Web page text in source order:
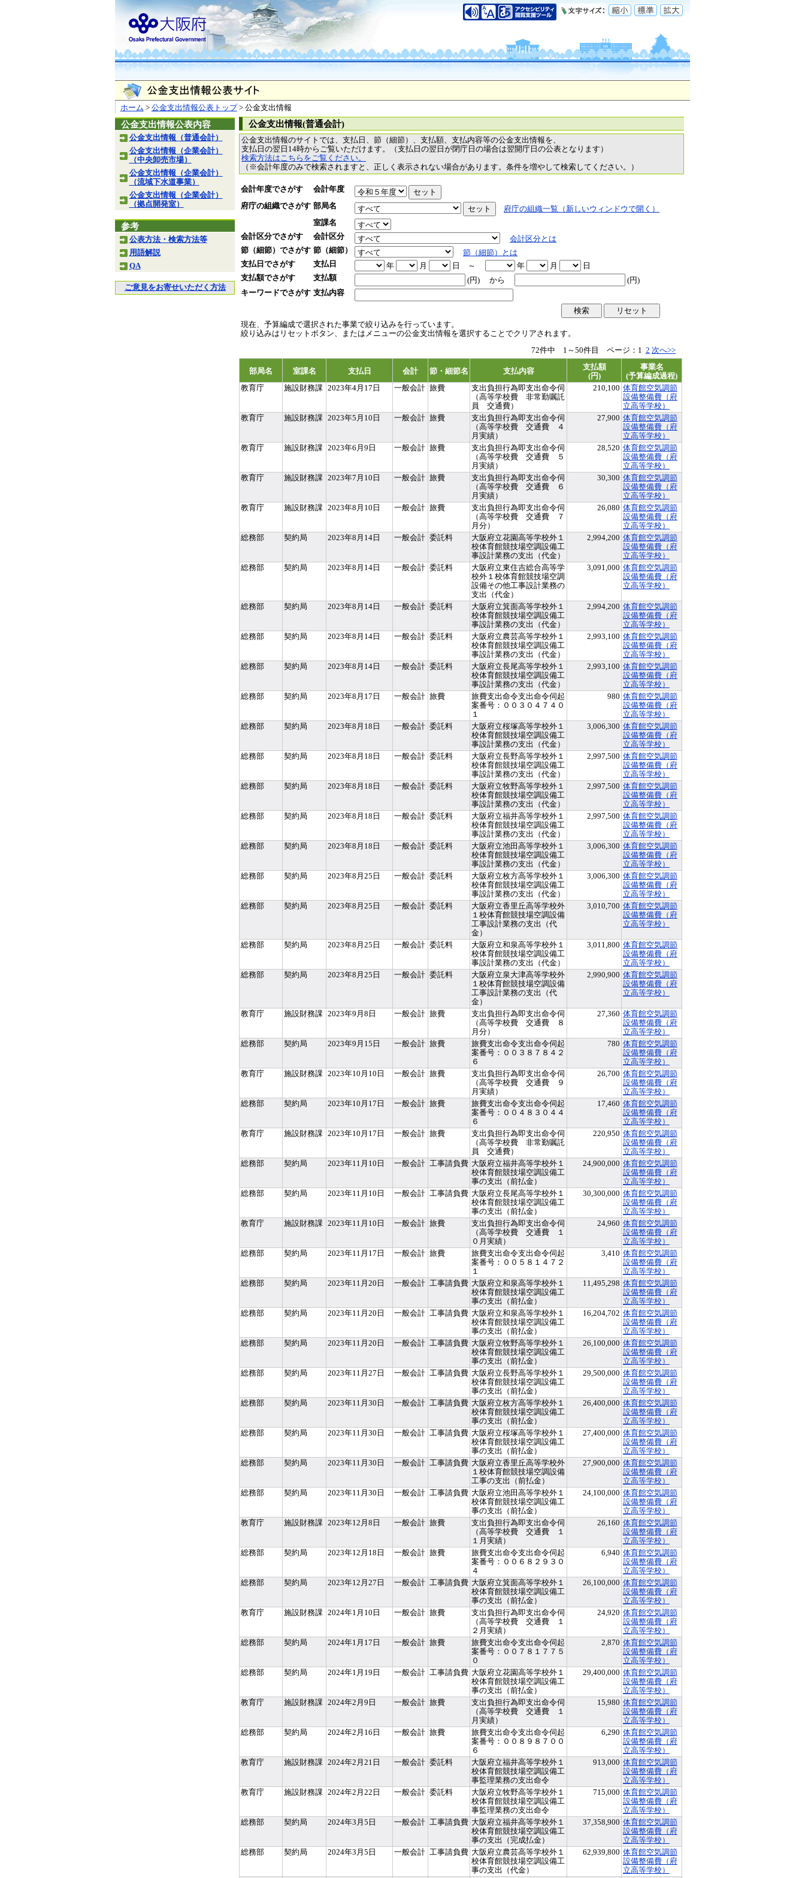
ホーム > 公金支出情報公表トップ> 公金支出情報
公金支出情報公表内容
公金支出情報（普通会計）
公金支出情報（企業会計）
（中央卸売市場）
公金支出情報（企業会計）
（流域下水道事業）
公金支出情報（企業会計）
（拠点開発室）
参考
公表方法・検索方法等
用語解説
QA
ご意見をお寄せいただく方法
公金支出情報(普通会計)
公金支出情報のサイトでは、支払日、節（細節）、支払額、支払内容等の公金支出情報を、
支払日の翌日14時からご覧いただけます。（支払日の翌日が閉庁日の場合は翌開庁日の公表となります）
検索方法はこちらをご覧ください。
（※会計年度のみで検索されますと、正しく表示されない場合があります。条件を増やして検索してください。）
会計年度でさがす
会計年度
府庁の組織でさがす 部局名
府庁の組織一覧（新しいウィンドウで開く）
室課名
会計区分でさがす
会計区分
会計区分とは
節（細節）でさがす 節（細節）
節（細節）とは
支払日でさがす
支払日 年 月 日 ～ 年 月
日
支払額でさがす
支払額 (円) から
(円)
キーワードでさがす 支払内容
現在、予算編成で選択された事業で絞り込みを行っています。
絞り込みはリセットボタン、またはメニューの公金支出情報を選択することでクリアされます。
72件中 1～50件目 ページ： 1 2 次へ>>
部局名 室課名 支払日 会計 節・細節名 支払内容
支払額
(円)
事業名
(予算編成過程)
教育庁
施設財務課 2023年4月17日 一般会計 旅費
支出負担行為即支出命令伺
（高等学校費 非常勤嘱託
員 交通費）
210,100 体育館空気調節
設備整備費（府
立高等学校）
教育庁
施設財務課 2023年5月10日 一般会計 旅費
支出負担行為即支出命令伺
（高等学校費 交通費 ４
月実績）
27,900 体育館空気調節
設備整備費（府
立高等学校）
教育庁
施設財務課 2023年6月9日 一般会計 旅費
支出負担行為即支出命令伺
（高等学校費 交通費 ５
月実績）
28,520 体育館空気調節
設備整備費（府
立高等学校）
教育庁
施設財務課 2023年7月10日 一般会計 旅費
支出負担行為即支出命令伺
（高等学校費 交通費 ６
月実績）
30,300 体育館空気調節
設備整備費（府
立高等学校）
教育庁
施設財務課 2023年8月10日 一般会計 旅費
支出負担行為即支出命令伺
（高等学校費 交通費 ７
月分）
26,080 体育館空気調節
設備整備費（府
立高等学校）
総務部
契約局 2023年8月14日 一般会計 委託料
大阪府立花園高等学校外１
校体育館競技場空調設備工
事設計業務の支出（代金）
2,994,200 体育館空気調節
設備整備費（府
立高等学校）
総務部
契約局 2023年8月14日 一般会計 委託料
大阪府立東住吉総合高等学
校外１校体育館競技場空調
設備その他工事設計業務の
支出（代金）
3,091,000 体育館空気調節
設備整備費（府
立高等学校）
総務部 契約局 2023年8月14日 一般会計 委託料
大阪府立箕面高等学校外１
校体育館競技場空調設備工
事設計業務の支出（代金）
2,994,200 体育館空気調節
設備整備費（府
立高等学校）
総務部
契約局 2023年8月14日 一般会計 委託料
大阪府立農芸高等学校外１
校体育館競技場空調設備工
事設計業務の支出（代金）
2,993,100 体育館空気調節
設備整備費（府
立高等学校）
総務部
契約局 2023年8月14日 一般会計 委託料
大阪府立長尾高等学校外１
校体育館競技場空調設備工
事設計業務の支出（代金）
2,993,100 体育館空気調節
設備整備費（府
立高等学校）
総務部
契約局 2023年8月17日 一般会計 旅費
旅費支出命令支出命令伺起
案番号：００３０４７４０
１
980 体育館空気調節
設備整備費（府
立高等学校）
総務部
契約局 2023年8月18日 一般会計 委託料
大阪府立桜塚高等学校外１
校体育館競技場空調設備工
事設計業務の支出（代金）
3,006,300 体育館空気調節
設備整備費（府
立高等学校）
総務部
契約局 2023年8月18日 一般会計 委託料
大阪府立長野高等学校外１
校体育館競技場空調設備工
事設計業務の支出（代金）
2,997,500 体育館空気調節
設備整備費（府
立高等学校）
総務部
契約局 2023年8月18日 一般会計 委託料
大阪府立牧野高等学校外１
校体育館競技場空調設備工
事設計業務の支出（代金）
2,997,500 体育館空気調節
設備整備費（府
立高等学校）
総務部
契約局 2023年8月18日 一般会計 委託料
大阪府立福井高等学校外１
校体育館競技場空調設備工
事設計業務の支出（代金）
2,997,500 体育館空気調節
設備整備費（府
立高等学校）
総務部
契約局 2023年8月18日 一般会計 委託料
大阪府立池田高等学校外１
校体育館競技場空調設備工
事設計業務の支出（代金）
3,006,300 体育館空気調節
設備整備費（府
立高等学校）
総務部
契約局 2023年8月25日 一般会計 委託料
大阪府立枚方高等学校外１
校体育館競技場空調設備工
事設計業務の支出（代金）
3,006,300 体育館空気調節
設備整備費（府
立高等学校）
総務部
契約局 2023年8月25日 一般会計 委託料
大阪府立香里丘高等学校外
１校体育館競技場空調設備
工事設計業務の支出（代
金）
3,010,700 体育館空気調節
設備整備費（府
立高等学校）
総務部 契約局 2023年8月25日 一般会計 委託料
大阪府立和泉高等学校外１
校体育館競技場空調設備工
事設計業務の支出（代金）
3,011,800 体育館空気調節
設備整備費（府
立高等学校）
総務部
契約局 2023年8月25日 一般会計 委託料
大阪府立泉大津高等学校外
１校体育館競技場空調設備
工事設計業務の支出（代
金）
2,990,900 体育館空気調節
設備整備費（府
立高等学校）
教育庁 施設財務課 2023年9月8日 一般会計 旅費
支出負担行為即支出命令伺
（高等学校費 交通費 ８
月分）
27,360 体育館空気調節
設備整備費（府
立高等学校）
総務部
契約局 2023年9月15日 一般会計 旅費
旅費支出命令支出命令伺起
案番号：００３８７８４２
６
780 体育館空気調節
設備整備費（府
立高等学校）
教育庁
施設財務課 2023年10月10日 一般会計 旅費
支出負担行為即支出命令伺
（高等学校費 交通費 ９
月実績）
26,700 体育館空気調節
設備整備費（府
立高等学校）
総務部
契約局 2023年10月17日 一般会計 旅費
旅費支出命令支出命令伺起
案番号：００４８３０４４
６
17,460 体育館空気調節
設備整備費（府
立高等学校）
教育庁
施設財務課 2023年10月17日 一般会計 旅費
支出負担行為即支出命令伺
（高等学校費 非常勤嘱託
員 交通費）
220,950 体育館空気調節
設備整備費（府
立高等学校）
総務部
契約局 2023年11月10日 一般会計 工事請負費 大阪府立福井高等学校外１
校体育館競技場空調設備工
事の支出（前払金）
24,900,000 体育館空気調節
設備整備費（府
立高等学校）
総務部
契約局 2023年11月10日 一般会計 工事請負費 大阪府立長尾高等学校外１
校体育館競技場空調設備工
事の支出（前払金）
30,300,000 体育館空気調節
設備整備費（府
立高等学校）
教育庁
施設財務課 2023年11月10日 一般会計 旅費
支出負担行為即支出命令伺
（高等学校費 交通費 １
０月実績）
24,960 体育館空気調節
設備整備費（府
立高等学校）
総務部
契約局 2023年11月17日 一般会計 旅費
旅費支出命令支出命令伺起
案番号：００５８１４７２
１
3,410 体育館空気調節
設備整備費（府
立高等学校）
総務部
契約局 2023年11月20日 一般会計 工事請負費 大阪府立和泉高等学校外１
校体育館競技場空調設備工
事の支出（前払金）
11,495,298 体育館空気調節
設備整備費（府
立高等学校）
総務部
契約局 2023年11月20日 一般会計 工事請負費 大阪府立和泉高等学校外１
校体育館競技場空調設備工
事の支出（前払金）
16,204,702 体育館空気調節
設備整備費（府
立高等学校）
総務部
契約局 2023年11月20日 一般会計 工事請負費 大阪府立牧野高等学校外１
校体育館競技場空調設備工
事の支出（前払金）
26,100,000 体育館空気調節
設備整備費（府
立高等学校）
総務部
契約局 2023年11月27日 一般会計 工事請負費 大阪府立長野高等学校外１
校体育館競技場空調設備工
事の支出（前払金）
29,500,000 体育館空気調節
設備整備費（府
立高等学校）
総務部
契約局 2023年11月30日 一般会計 工事請負費 大阪府立枚方高等学校外１
校体育館競技場空調設備工
事の支出（前払金）
26,400,000 体育館空気調節
設備整備費（府
立高等学校）
総務部
契約局 2023年11月30日 一般会計 工事請負費 大阪府立桜塚高等学校外１
校体育館競技場空調設備工
事の支出（前払金）
27,400,000 体育館空気調節
設備整備費（府
立高等学校）
総務部
契約局 2023年11月30日 一般会計 工事請負費 大阪府立香里丘高等学校外
１校体育館競技場空調設備
工事の支出（前払金）
27,900,000 体育館空気調節
設備整備費（府
立高等学校）
総務部
契約局 2023年11月30日 一般会計 工事請負費 大阪府立池田高等学校外１
校体育館競技場空調設備工
事の支出（前払金）
24,100,000 体育館空気調節
設備整備費（府
立高等学校）
教育庁
施設財務課 2023年12月8日 一般会計 旅費
支出負担行為即支出命令伺
（高等学校費 交通費 １
１月実績）
26,160 体育館空気調節
設備整備費（府
立高等学校）
総務部
契約局 2023年12月18日 一般会計 旅費
旅費支出命令支出命令伺起
案番号：００６８２９３０
４
6,940 体育館空気調節
設備整備費（府
立高等学校）
総務部
契約局 2023年12月27日 一般会計 工事請負費 大阪府立箕面高等学校外１
校体育館競技場空調設備工
事の支出（前払金）
26,100,000 体育館空気調節
設備整備費（府
立高等学校）
教育庁
施設財務課 2024年1月10日 一般会計 旅費
支出負担行為即支出命令伺
（高等学校費 交通費 １
２月実績）
24,920 体育館空気調節
設備整備費（府
立高等学校）
総務部
契約局 2024年1月17日 一般会計 旅費
旅費支出命令支出命令伺起
案番号：００７８１７７５
０
2,870 体育館空気調節
設備整備費（府
立高等学校）
総務部
契約局 2024年1月19日 一般会計 工事請負費 大阪府立花園高等学校外１
校体育館競技場空調設備工
事の支出（前払金）
29,400,000 体育館空気調節
設備整備費（府
立高等学校）
教育庁
施設財務課 2024年2月9日 一般会計 旅費
支出負担行為即支出命令伺
（高等学校費 交通費 １
月実績）
15,980 体育館空気調節
設備整備費（府
立高等学校）
総務部
契約局 2024年2月16日 一般会計 旅費
旅費支出命令支出命令伺起
案番号：００８９８７００
６
6,290 体育館空気調節
設備整備費（府
立高等学校）
教育庁
施設財務課 2024年2月21日 一般会計 委託料
大阪府立福井高等学校外１
校体育館競技場空調設備工
事監理業務の支出命令
913,000 体育館空気調節
設備整備費（府
立高等学校）
教育庁
施設財務課 2024年2月22日 一般会計 委託料
大阪府立牧野高等学校外１
校体育館競技場空調設備工
事監理業務の支出命令
715,000 体育館空気調節
設備整備費（府
立高等学校）
総務部
契約局 2024年3月5日 一般会計 工事請負費 大阪府立福井高等学校外１
校体育館競技場空調設備工
事の支出（完成払金）
37,358,900 体育館空気調節
設備整備費（府
立高等学校）
総務部
契約局 2024年3月5日 一般会計 工事請負費 大阪府立農芸高等学校外１
校体育館競技場空調設備工
事の支出（代金）
62,939,800 体育館空気調節
設備整備費（府
立高等学校）